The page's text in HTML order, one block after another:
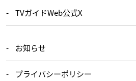
TVガイドWeb公式X
お知らせ
プライバシーポリシー